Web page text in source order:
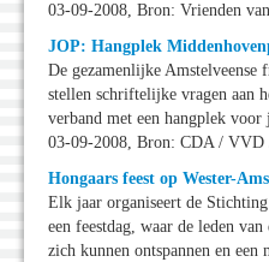
03-09-2008, Bron: Vrienden
JOP: Hangplek
De gezamenlijke
stellen schriftelijke vragen aan
verband met een hangplek
03-09-2008, Bron: CDA / VVD
Hongaars feest op Wester-
Elk jaar organiseert de
een feestdag, waar de leden
zich kunnen ontspannen en een